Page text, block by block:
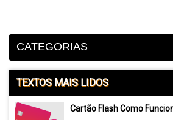
CATEGORIAS
TEXTOS MAIS LIDOS
Cartão Flash Como